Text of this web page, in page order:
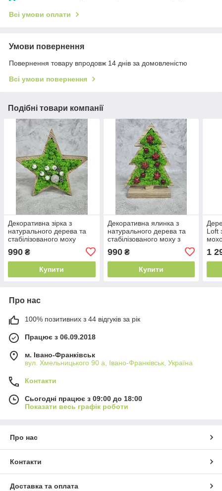
Всі умови оплати
Умови повернення
Повернення товару впродовж 14 днів за домовленістю
Всі умови повернення
Подібні товари компанії
Декоративна зірка з
натурального дерева та
стабілізованого моху
990 ₴
Купити
Декоративна ялинка з
натурального дерева та
стабілізованого моху з
990₴
Купити
Loft
1
Про нас
100% позитивних з 44 відгуків за рік
Працює з 06.09.2018
м. Івано-Франківськ
вул. Хмельницького 90 а, Івано-Франківськ, Україна
Контакти
Сьогодні працює з 09:00 до 18:00
Показати весь графік роботи
Про нас
Контакти
Доставка та оплата